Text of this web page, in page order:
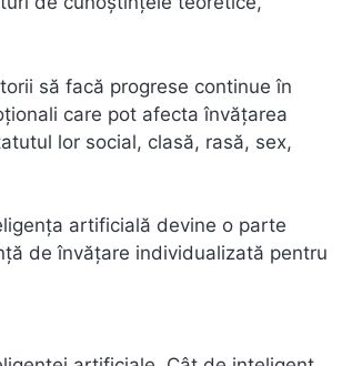
să facă progrese continue în
care pot afecta învățarea
lor social, clasă, rasă, sex,
artificială devine o parte
de învățare individualizată pentru